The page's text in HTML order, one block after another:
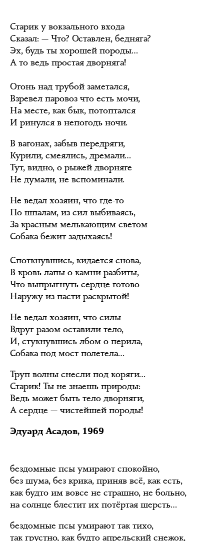
Старик у вокзального входа
Сказал: — Что? Оставлен, бедняга?
Эх, будь ты хорошей породы…
А то ведь простая дворняга!
Огонь над трубой заметался,
Взревел паровоз что есть мочи,
На месте, как бык, потоптался
И ринулся в непогодь ночи.
В вагонах, забыв передряги,
Курили, смеялись, дремали…
Тут, видно, о рыжей дворняге
Не думали, не вспоминали.
Не ведал хозяин, что где-то
По шпалам, из сил выбиваясь,
За красным мелькающим светом
Собака бежит задыхаясь!
Споткнувшись, кидается снова,
В кровь лапы о камни разбиты,
Что выпрыгнуть сердце готово
Наружу из пасти раскрытой!
Не ведал хозяин, что силы
Вдруг разом оставили тело,
И, стукнувшись лбом о перила,
Собака под мост полетела…
Труп волны снесли под коряги…
Старик! Ты не знаешь природы:
Ведь может быть тело дворняги,
А сердце — чистейшей породы!
Эдуард Асадов, 1969
бездомные псы умирают спокойно,
без шума, без крика, приняв всё, как есть,
как будто им вовсе не страшно, не больно,
на солнце блестит их потёртая шерсть…
бездомные псы умирают так тихо,
так грустно, как будто апрельский снежок,